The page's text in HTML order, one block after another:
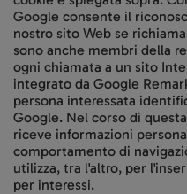
Google consente il
nostro sito Web se
sono anche membri della
ogni chiamata a un sito
integrato da Google
persona interessata
Google. Nel corso di
riceve informazioni
comportamento di
utilizza, tra l'altro, per
per interessi.